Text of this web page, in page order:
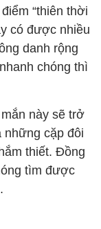
“thiên thời
có được nhiều
danh rộng
chóng thì
này sẽ trở
những cặp đôi
thiết. Đồng
tìm được